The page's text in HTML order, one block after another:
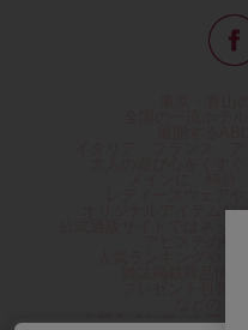
オリジナルアイテム
アビステの幅
人気ランキングや
雑誌掲載商品情
プレゼント包装
などのサ
心躍るインポートアク